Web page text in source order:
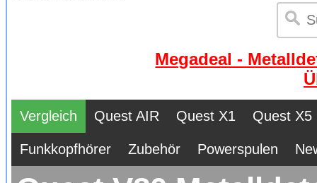
Megadeal -
Vergleich Quest AIR Quest X1 Quest X5
Funkkopfhörer Zubehör Powerspulen